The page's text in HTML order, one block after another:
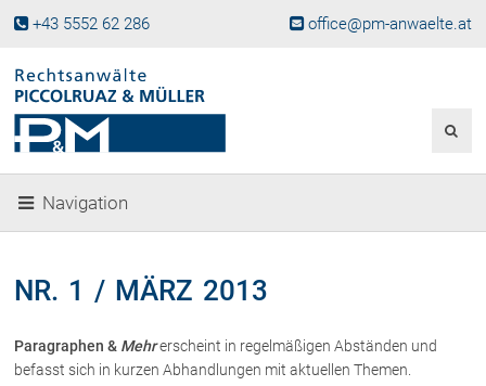
+43 5552 62 286 office@pm-anwaelte.at
Fachgebiete
Gesellschaftsgründung &
Beteiligungen
Gewerberecht, Betriebsanlagenrecht
Immobilienrecht, Bauträgerrecht
Erbrecht
Navigation
NR. 1 / MÄRZ 2013
Paragraphen & Mehrerscheint in regelmäßigen Abständen und
befasst sich in kurzen Abhandlungen mit aktuellen Themen.